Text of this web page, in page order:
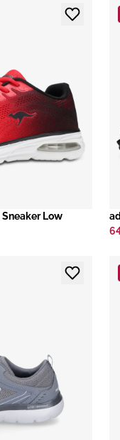
Sneaker Low